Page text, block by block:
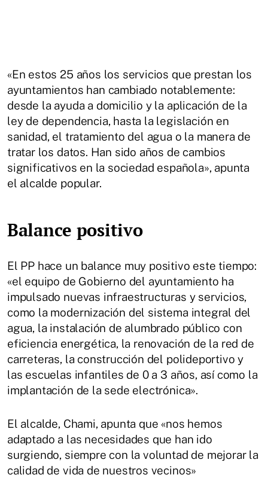
«En estos 25 años los servicios que prestan los
ayuntamientos han cambiado notablemente:
desde la ayuda a domicilio y la aplicación de la
ley de dependencia, hasta la legislación en
sanidad, el tratamiento del agua o la manera de
tratar los datos. Han sido años de cambios
significativos en la sociedad española», apunta
el alcalde popular.
Balance positivo
El PP hace un balance muy positivo este tiempo:
«el equipo de Gobierno del ayuntamiento ha
impulsado nuevas infraestructuras y servicios,
como la modernización del sistema integral del
agua, la instalación de alumbrado público con
eficiencia energética, la renovación de la red de
carreteras, la construcción del polideportivo y
las escuelas infantiles de 0 a 3 años, así como la
implantación de la sede electrónica».
El alcalde, Chami, apunta que «nos hemos
adaptado a las necesidades que han ido
surgiendo, siempre con la voluntad de mejorar la
calidad de vida de nuestros vecinos»